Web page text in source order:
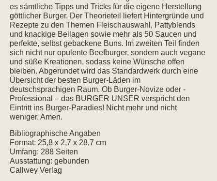
es sämtliche Tipps und Tricks für die eigene Herstellung
göttlicher Burger. Der Theorieteil liefert Hintergründe und
Rezepte zu den Themen Fleischauswahl, Pattyblends
und knackige Beilagen sowie mehr als 50 Saucen und
perfekte, selbst gebackene Buns. Im zweiten Teil finden
sich nicht nur opulente Beefburger, sondern auch vegane
und süße Kreationen, sodass keine Wünsche offen
bleiben. Abgerundet wird das Standardwerk durch eine
Übersicht der besten Burger-Läden im
deutschsprachigen Raum. Ob Burger-Novize oder -
Professional – das BURGER UNSER verspricht den
Eintritt ins Burger-Paradies! Nicht mehr und nicht
weniger. Amen.
Bibliographische Angaben
Format: 25,8 x 2,7 x 28,7 cm
Umfang: 288 Seiten
Ausstattung: gebunden
Callwey Verlag